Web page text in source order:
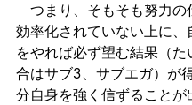
つまり、そもそも努力の
効率化されていない上に、
をやれば必ず望む結果（た
合はサブ3、サブエガ）が
分自身を強く信ずることが